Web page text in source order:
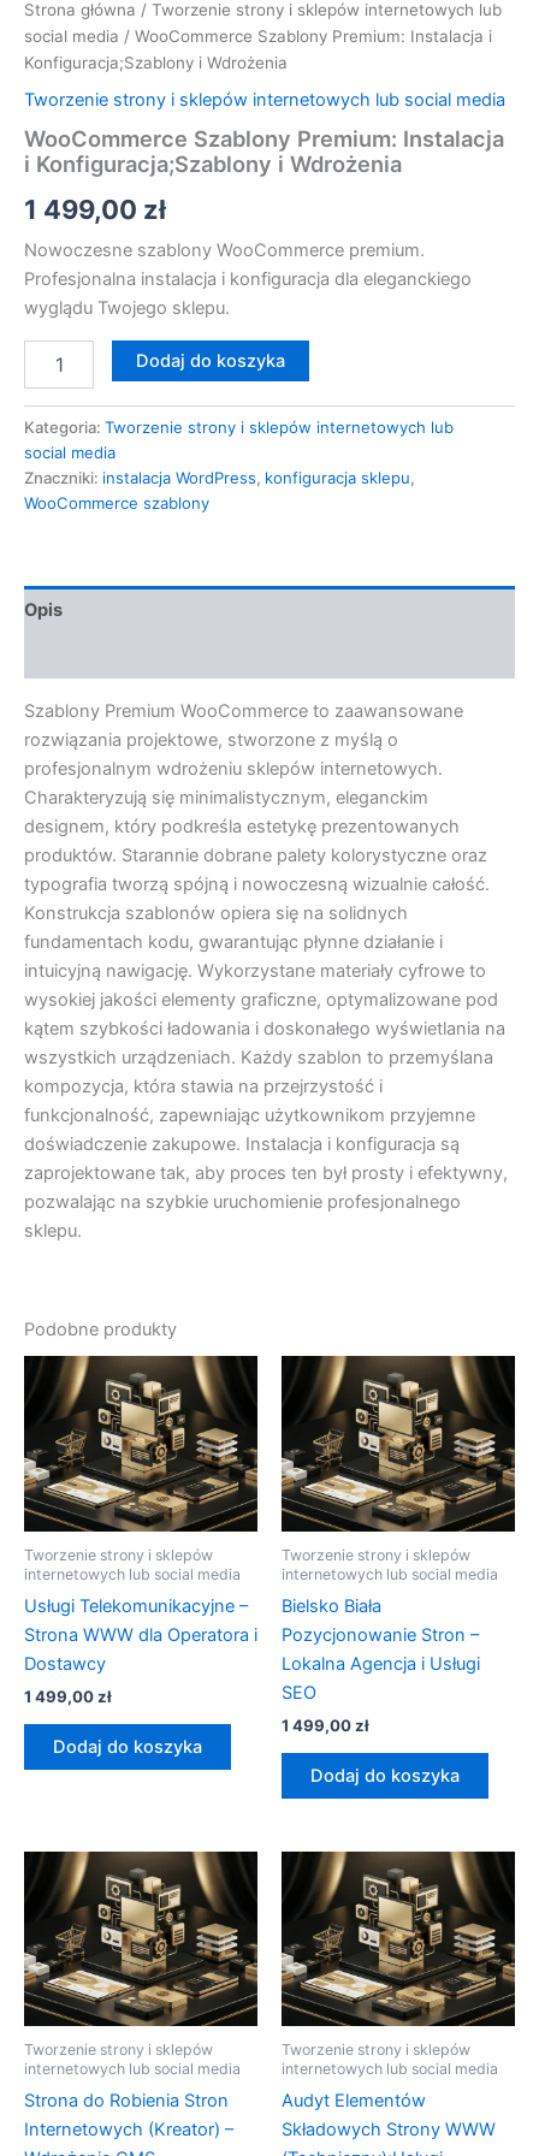
Strona główna / Tworzenie strony i sklepów internetowych lub
social media / WooCommerce Szablony Premium: Instalacja i
Konfiguracja;Szablony i Wdrożenia
Tworzenie strony i sklepów internetowych lub social media
WooCommerce Szablony Premium: Instalacja
i Konfiguracja;Szablony i Wdrożenia
1 499,00 zł
Nowoczesne szablony WooCommerce premium.
Profesjonalna instalacja i konfiguracja dla eleganckiego
wyglądu Twojego sklepu.
Dodaj do koszyka
Kategoria: Tworzenie strony i sklepów internetowych lub
social media
Znaczniki: instalacja WordPress, konfiguracja sklepu,
WooCommerce szablony
Opis
Szablony Premium WooCommerce to zaawansowane
rozwiązania projektowe, stworzone z myślą o
profesjonalnym wdrożeniu sklepów internetowych.
Charakteryzują się minimalistycznym, eleganckim
designem, który podkreśla estetykę prezentowanych
produktów. Starannie dobrane palety kolorystyczne oraz
typografia tworzą spójną i nowoczesną wizualnie całość.
Konstrukcja szablonów opiera się na solidnych
fundamentach kodu, gwarantując płynne działanie i
intuicyjną nawigację. Wykorzystane materiały cyfrowe to
wysokiej jakości elementy graficzne, optymalizowane pod
kątem szybkości ładowania i doskonałego wyświetlania na
wszystkich urządzeniach. Każdy szablon to przemyślana
kompozycja, która stawia na przejrzystość i
funkcjonalność, zapewniając użytkownikom przyjemne
doświadczenie zakupowe. Instalacja i konfiguracja są
zaprojektowane tak, aby proces ten był prosty i efektywny,
pozwalając na szybkie uruchomienie profesjonalnego
sklepu.
Podobne produkty
Tworzenie strony i sklepów
internetowych lub social media
Usługi Telekomunikacyjne –
Strona WWW dla Operatora i
Dostawcy
1 499,00zł
Dodaj do koszyka
Tworzenie strony i sklepów
internetowych lub social media
Bielsko Biała
Pozycjonowanie Stron –
Lokalna Agencja i Usługi
SEO
1 499,00zł
Dodaj do koszyka
Tworzenie strony i sklepów
internetowych lub social media
Strona do Robienia Stron
Internetowych (Kreator) –
Tworzenie strony i sklepów
internetowych lub social media
Audyt Elementów
Składowych Strony WWW